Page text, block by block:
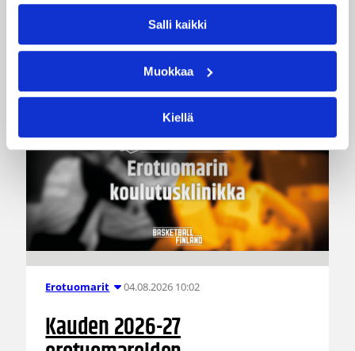
Salli kaikki
Muokkaa
Kiellä
innostaa mukaan uusia pelaajia ja syventää
yhteistyötä koulujen kanssa.
Erotuomarit 04.08.2026 10:02
Kauden 2026-27